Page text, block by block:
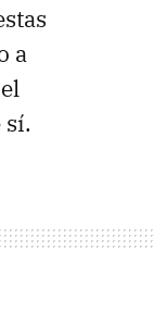
a
sí.